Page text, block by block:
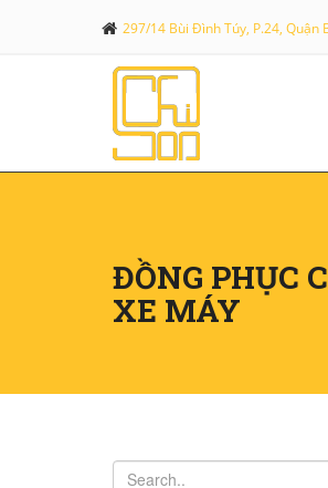
297/14 Bùi Đình Túy, P.24, Quận
ĐỒNG PHỤC
XE MÁY